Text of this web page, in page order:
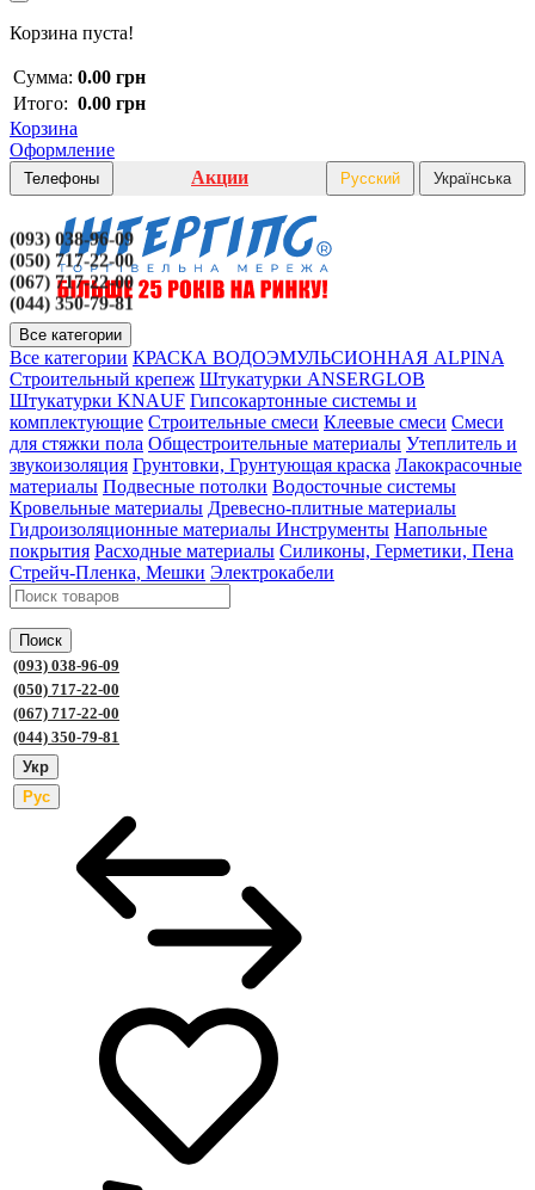
Корзина пуста!
Сумма: 0.00 грн
Итого: 0.00 грн
Корзина
Оформление
Телефоны
(093) 038-96-09
(050) 717-22-00
(067) 717-22-00
(044) 350-79-81
Акции Русский Українська
Все категории
Все категории КРАСКА ВОДОЭМУЛЬСИОННАЯ ALPINA
Строительный крепеж Штукатурки ANSERGLOB
Штукатурки KNAUF Гипсокартонные системы и
комплектующие Строительные смеси Клеевые смеси Смеси
для стяжки пола Общестроительные материалы Утеплитель и
звукоизоляция Грунтовки, Грунтующая краска Лакокрасочные
материалы Подвесные потолки Водосточные системы
Кровельные материалы Древесно-плитные материалы
Гидроизоляционные материалы Инструменты Напольные
покрытия Расходные материалы Силиконы, Герметики, Пена
Стрейч-Пленка, Мешки Электрокабели
Поиск
(093) 038-96-09
(050) 717-22-00
(067) 717-22-00
(044) 350-79-81
Укр
Рус